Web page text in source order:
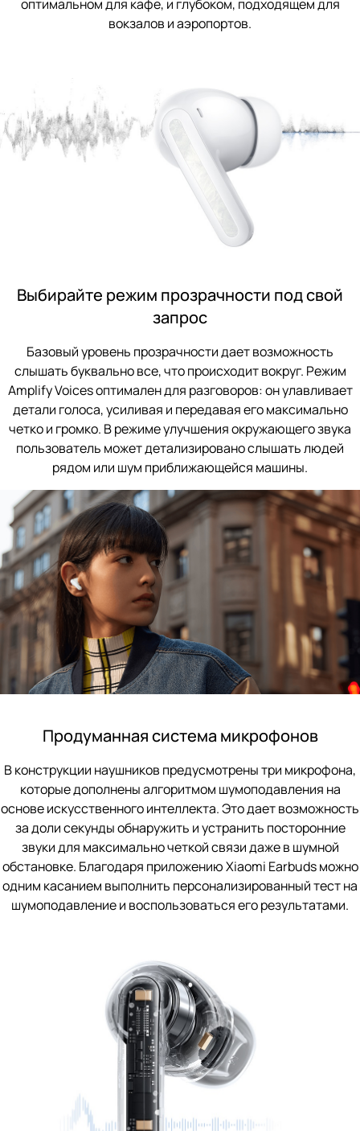
оптимальном для кафе, и глубоком, подходящем для
вокзалов и аэропортов.
Выбирайте режим прозрачности под свой
запрос
Базовый уровень прозрачности дает возможность
слышать буквально все, что происходит вокруг. Режим
Amplify Voices оптимален для разговоров: он улавливает
детали голоса, усиливая и передавая его максимально
четко и громко. В режиме улучшения окружающего звука
пользователь может детализировано слышать людей
рядом или шум приближающейся машины.
Продуманная система микрофонов
В конструкции наушников предусмотрены три микрофона,
которые дополнены алгоритмом шумоподавления на
основе искусственного интеллекта. Это дает возможность
за доли секунды обнаружить и устранить посторонние
звуки для максимально четкой связи даже в шумной
обстановке. Благодаря приложению Xiaomi Earbuds можно
одним касанием выполнить персонализированный тест на
шумоподавление и воспользоваться его результатами.